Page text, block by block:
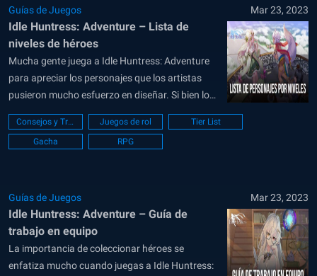
Guías de Juegos Mar 23, 2023
Idle Huntress: Adventure – Lista de
niveles de héroes
Mucha gente juega a Idle Huntress: Adventure
para apreciar los personajes que los artistas
pusieron mucho esfuerzo en diseñar. Si bien los
diseños de personajes son geniales y la
transformación de figuras históricas en waifus
es algo ingeniosa, el juego también usa
Consejos y Trucos Juegos de rol
Tier List
Gacha
RPG
Guías de Juegos Mar 23, 2023
Idle Huntress: Adventure – Guía de
trabajo en equipo
La importancia de coleccionar héroes se
enfatiza mucho cuando juegas a Idle Huntress: